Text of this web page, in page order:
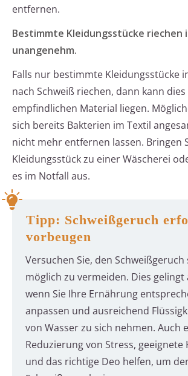
entfernen.
Bestimmte Kleidungsstücke riechen
unangenehm.
Falls nur bestimmte Kleidungsstücke
nach Schweiß riechen, dann kann
empfindlichen Material liegen.
sich bereits Bakterien im Textil
nicht mehr entfernen lassen. Bringen
Kleidungsstück zu einer Wäscherei
es im Notfall aus.
Tipp: Schweißgeruch
vorbeugen
Versuchen Sie, den
möglich zu vermeiden. Dies gelingt
wenn Sie Ihre Ernährung
anpassen und ausreichend
von Wasser zu sich nehmen. Auch
Reduzierung von Stress, geeignete
und das richtige Deo helfen, um